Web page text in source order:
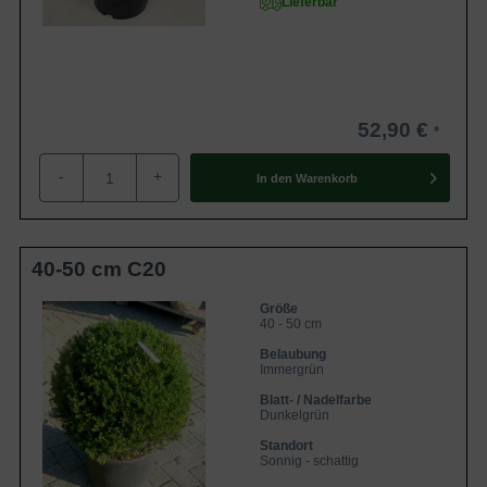
Kinder und Haustiere sollte man von Eiben fernhalten; vor
Der Preis ist zum einen abhängig von der
finden. Des Weiteren ist unsere preisgünstige
wurzelnackte Ware für wenige Wochen im Frühjahr und
Herbst verfügbar. In folgender Tabelle sind einige Beispiele
der Heimischen Eibe 'Kugelform' mit Preisangaben
aufgeführt:
Name
Größe und
Wurzelverpackung
52,90 €
- + In den Warenkorb
40-50 cm C20
Größe
40 - 50 cm
Belaubung
Immergrün
Blatt- / Nadelfarbe
Dunkelgrün
Standort
Sonnig - schattig